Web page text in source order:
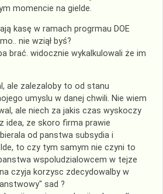
momencie na gielde.
kasę w ramach progrmau DOE
nie wziął byś?
brać. widocznie wykalkulowali że im
ale zalezaloby to od stanu
umyslu w danej chwili. Nie wiem
ale niech za jakis czas wyskoczy
idea, ze skoro firma prawie
od panstwa subsydia i
to czy tym samym nie czyni to
wspoludzialowcem w tejze
czyja korzysc zdecydowalby w
sad ?